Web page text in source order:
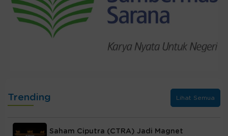
Trending Lihat Semua
Saham Ciputra (CTRA) Jadi Magnet